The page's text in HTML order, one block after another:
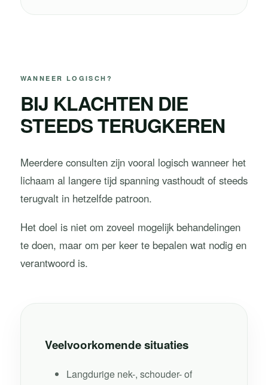
WANNEER LOGISCH?
BIJ KLACHTEN DIE
STEEDS TERUGKEREN
Meerdere consulten zijn vooral logisch wanneer het
lichaam al langere tijd spanning vasthoudt of steeds
terugvalt in hetzelfde patroon.
Het doel is niet om zoveel mogelijk behandelingen
te doen, maar om per keer te bepalen wat nodig en
verantwoord is.
Veelvoorkomende situaties
Langdurige nek-, schouder- of